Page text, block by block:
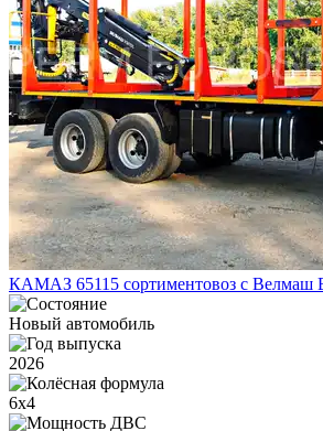
КАМАЗ 65115 сортиментовоз с
Новый автомобиль
2026
6х4